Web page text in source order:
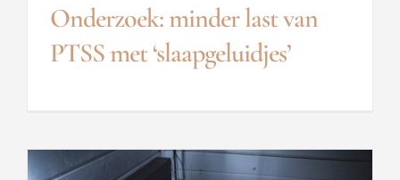
Onderzoek: minder last van
PTSS met ‘slaapgeluidjes’